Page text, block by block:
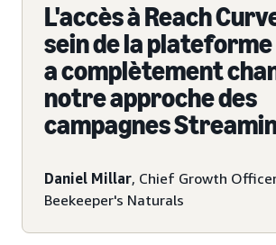
L'accès à Reach
sein de la plateforme
a complètement
notre approche des
campagnes
Daniel Millar, Chief Growth
Beekeeper's Naturals